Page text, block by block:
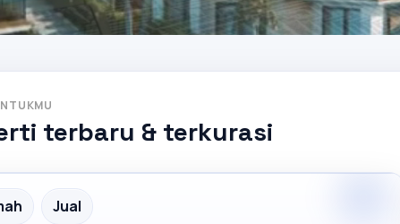
terbaru & terkurasi
Ad Jual